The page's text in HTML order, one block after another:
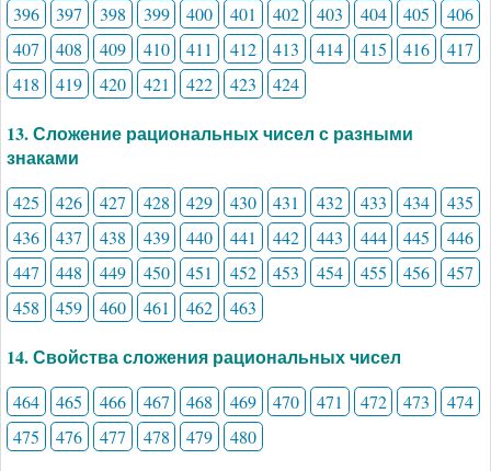
396 397 398 399 400 401 402 403 404 405
406
407
408 409 410 411 412 413 414 415 416
417
418
419 420 421 422 423 424
13. Сложение рациональных чисел с разными
знаками
425 426 427 428 429 430 431 432 433 434
435
436
437 438 439 440 441 442 443 444 445
446
447
448 449 450 451 452 453 454 455 456
457
458
459 460 461 462 463
14. Свойства сложения рациональных чисел
464 465 466 467 468 469 470 471 472 473
474
475
476 477 478 479 480